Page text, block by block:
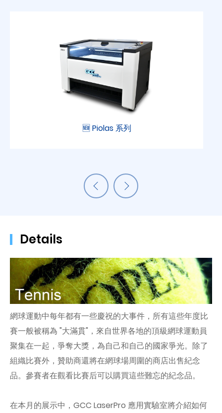
🆕 Piolas 系列
Details
網球運動中每年都有一些慶祝的大事件，所有這些年度比
賽一般被稱為 "大滿貫"，來自世界各地的頂級網球運動員
聚集在一起，爭奪大獎，為自己和自己的國家爭光。除了
組織比賽外，贊助商還將在網球場周圍的商店出售紀念
品。參賽者在觀看比賽后可以購買這些難忘的紀念品。
在本月的展示中，GCC LaserPro 應用實驗室將介紹如何